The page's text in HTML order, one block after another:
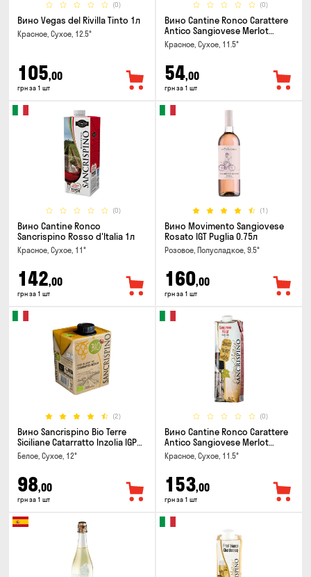
(0)
Вино Vegas del Rivilla Tinto 1л
Красное, Сухое, 12.5°
105,00
грн за 1 шт
(0)
Вино Cantine Ronco Carattere
Antico Sangiovese Merlot
Rubicone IGT 0.25л
Красное, Сухое, 11.5°
54,00
грн за 1 шт
(0)
Вино Cantine Ronco
Sancrispino Rosso d'Italia 1л
Красное, Сухое, 11°
142,00
грн за 1 шт
(1)
Вино Movimento Sangiovese
Rosato IGT Puglia 0.75л
Розовое, Полусладкое, 9.5°
160,00
грн за 1 шт
(2)
Вино Sancrispino Bio Terre
Siciliane Catarratto Inzolia IGP
0.5л
Белое, Сухое, 12°
98,00
грн за 1 шт
(0)
Вино Cantine Ronco Carattere
Antico Sangiovese Merlot
Rubicone IGT 1л
Красное, Сухое, 11.5°
153,00
грн за 1 шт